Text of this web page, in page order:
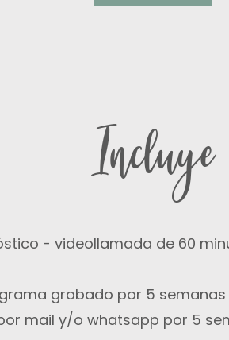
Incluye
- videollamada de 60
grabado por 5 semanas
mail y/o whatsapp por 5